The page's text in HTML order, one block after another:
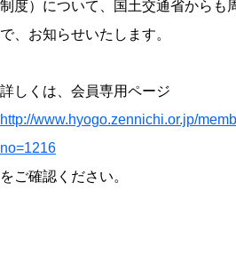
制度）について、国土交通省からも
で、お知らせいたします。
詳しくは、会員専用ページ
http://www.hyogo.zennichi.or.jp/
no=1216
をご確認ください。